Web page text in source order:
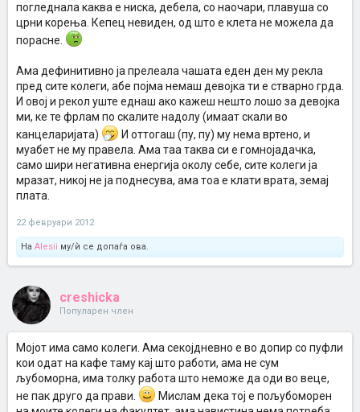
погледнала каква е ниска, дебела, со наочари, плавуша со
црни корења. Кепец невиден, од што е клета не можела да
порасне.
Ама дефинитивно ја прелеала чашата еден ден му рекла
пред сите колеги, абе појма немаш девојка ти е стварно грда.
И овој и рекол уште еднаш ако кажеш нешто лошо за девојка
ми, ке те фрлам по скалите надолу (имаат скали во
канцеларијата)
И оттогаш (пу, пу) му нема вртено, и
муабет не му правела. Ама таа таква си е гомнојадачка,
само шири негативна енергија околу себе, сите колеги ја
мразат, никој не ја поднесува, ама тоа е клати врата, земај
плата.
22 февруари 2012
На Alesii му/ѝ се допаѓа ова.
creshicka
Популарен член
Мојот има само колеги. Ама секојдневно е во допир со пуфли
кои одат на кафе таму кај што работи, ама не сум
љубоморна, има толку работа што неможе да оди во веце,
не пак друго да прави.
Мислам дека тој е пољубоморен